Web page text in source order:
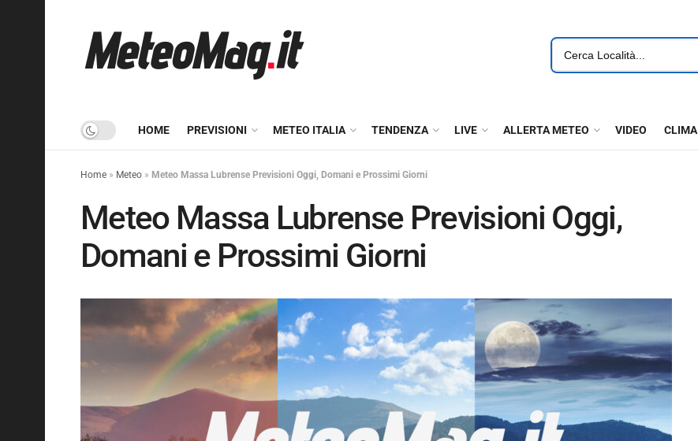
HOME PREVISIONI METEO ITALIA TENDENZA LIVE ALLERTA METEO VIDEO CLIMA
Home » Meteo » Meteo Massa Lubrense Previsioni Oggi, Domani e Prossimi Giorni
Meteo Massa Lubrense Previsioni Oggi,
Domani e Prossimi Giorni